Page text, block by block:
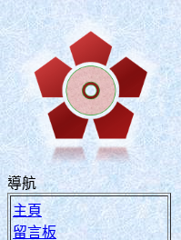
導航
主頁
留言板